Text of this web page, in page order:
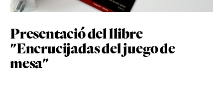
Presentació del llibre
"Encrucijadas del juego de
mesa"